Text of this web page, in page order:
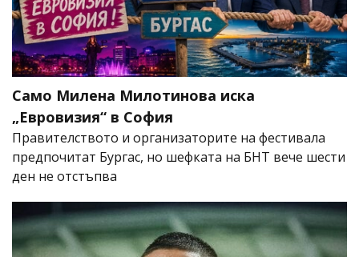
Само Милена Милотинова иска
„Евровизия“ в София
Правителството и организаторите на фестивала
предпочитат Бургас, но шефката на БНТ вече шести
ден не отстъпва